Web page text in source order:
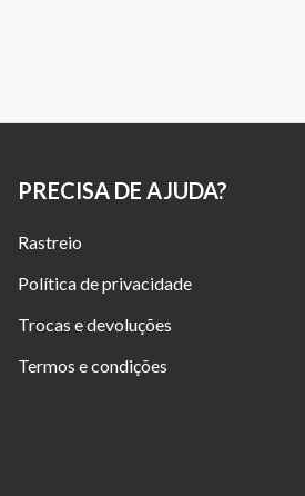
PRECISA DE AJUDA?
Rastreio
Política de privacidade
Trocas e devoluções
Termos e condições